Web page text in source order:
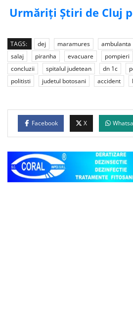
Urmăriți Știri de Cluj
TAGS: dej maramures ambulanta
salaj
piranha evacuare pompieri
concluzii
spitalul judetean dn 1c
politisti
judetul botosani accident
Facebook X